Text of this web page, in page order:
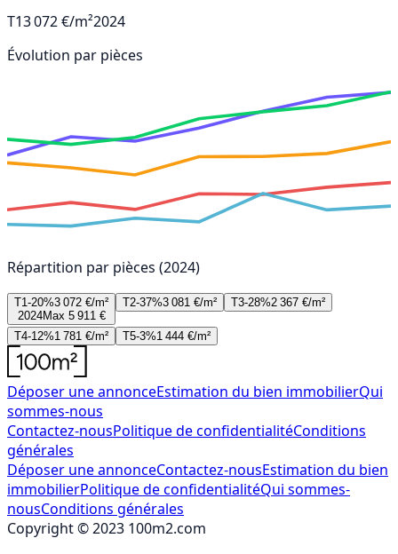
T13 072 €/m²2024
Évolution par pièces
Répartition par pièces (2024)
T1-20%3 072 €/m²
2024Max 5 911 €
T2-37%3 081 €/m² T3-28%2 367 €/m²
T4-12%1 781 €/m² T5-3%1 444 €/m²
Déposer une annonceEstimation du bien immobilierQui
sommes-nous
Contactez-nousPolitique de confidentialitéConditions
générales
Déposer une annonceContactez-nousEstimation du bien
immobilierPolitique de confidentialitéQui sommes-
nousConditions générales
Copyright © 2023 100m2.com